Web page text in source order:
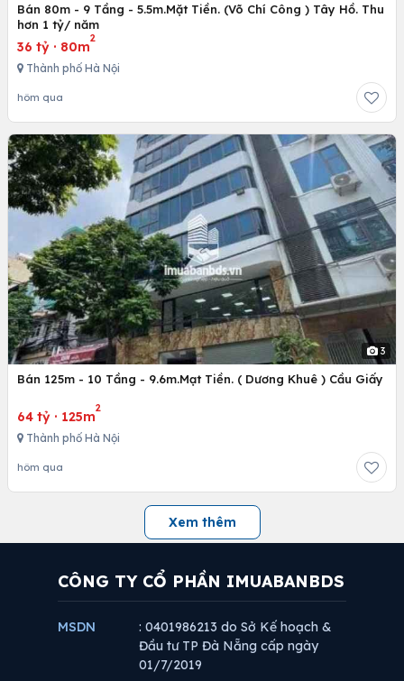
Bán 80m - 9 Tầng - 5.5m.Mặt Tiền. (Võ Chí Công ) Tây Hồ. Thu
hơn 1 tỷ/ năm
36 tỷ · 80m
2
Thành phố Hà Nội
hôm qua
3
Bán 125m - 10 Tầng - 9.6m.Mạt Tiền. ( Dương Khuê ) Cầu Giấy
64 tỷ · 125m
2
Thành phố Hà Nội
hôm qua
Xem thêm
CÔNG TY CỔ PHẦN IMUABANBDS
MSDN
: 0401986213 do Sở Kế hoạch &
Đầu tư TP Đà Nẵng cấp ngày
01/7/2019